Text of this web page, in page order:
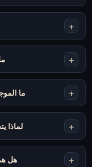
+
+
ما +
لماذا +
هل +